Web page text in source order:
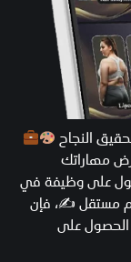
النجاح
مهاراتك
على وظيفة في
مستقل ✍، فإن
الحصول على